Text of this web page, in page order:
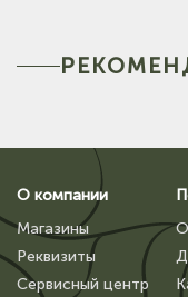
О компании
Магазины
Реквизиты
Сервисный центр